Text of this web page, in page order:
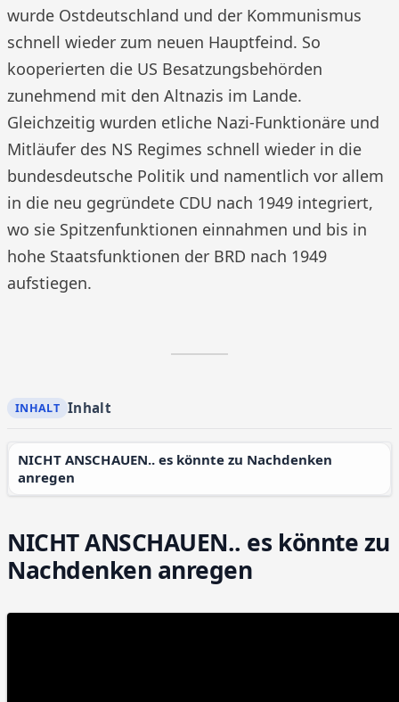
wurde Ostdeutschland und der Kommunismus
schnell wieder zum neuen Hauptfeind. So
kooperierten die US Besatzungsbehörden
zunehmend mit den Altnazis im Lande.
Gleichzeitig wurden etliche Nazi-Funktionäre und
Mitläufer des NS Regimes schnell wieder in die
bundesdeutsche Politik und namentlich vor allem
in die neu gegründete CDU nach 1949 integriert,
wo sie Spitzenfunktionen einnahmen und bis in
hohe Staatsfunktionen der BRD nach 1949
aufstiegen.
Inhalt
NICHT ANSCHAUEN.. es könnte zu Nachdenken
anregen
NICHT ANSCHAUEN.. es könnte zu
Nachdenken anregen